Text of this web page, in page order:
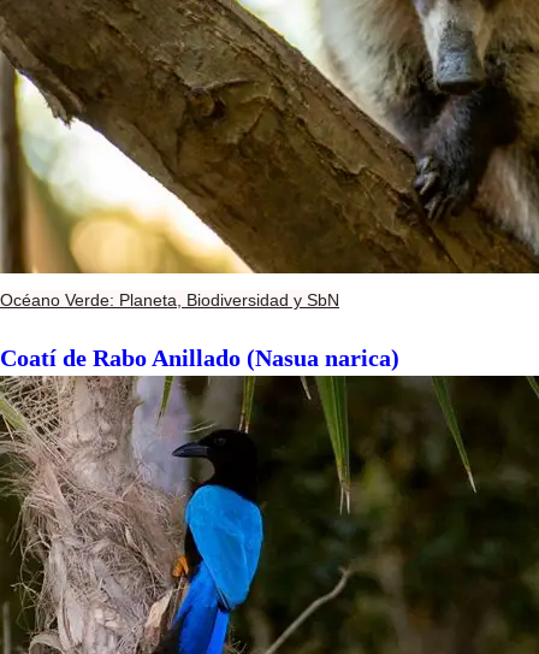
Océano Verde: Planeta, Biodiversidad y SbN
Coatí de Rabo Anillado (Nasua narica)